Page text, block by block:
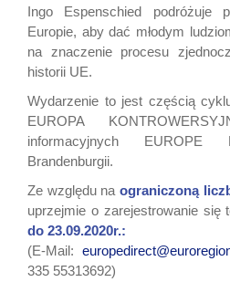
Ingo Espenschied podróżuje
Europie, aby dać młodym
na znaczenie procesu
historii UE.
Wydarzenie to jest częścią
EUROPA
informacyjnych
Brandenburgii.
Ze względu na ograniczoną
uprzejmie o zarejestrowanie się
do 23.09.2020r.:
(E-Mail:
335 55313692)